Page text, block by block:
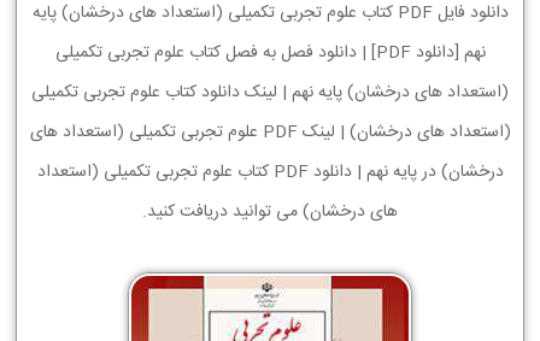
دانلود فایل PDF کتاب علوم تجربی تکمیلی (استعداد های درخشان) پایه
نهم [دانلود PDF] | دانلود فصل به فصل کتاب علوم تجربی تکمیلی
(استعداد های درخشان) پایه نهم | لینک دانلود کتاب علوم تجربی تکمیلی
(استعداد های درخشان) | لینک PDF علوم تجربی تکمیلی (استعداد های
درخشان) در پایه نهم | دانلود PDF کتاب علوم تجربی تکمیلی (استعداد
های درخشان) می توانید دریافت کنید.